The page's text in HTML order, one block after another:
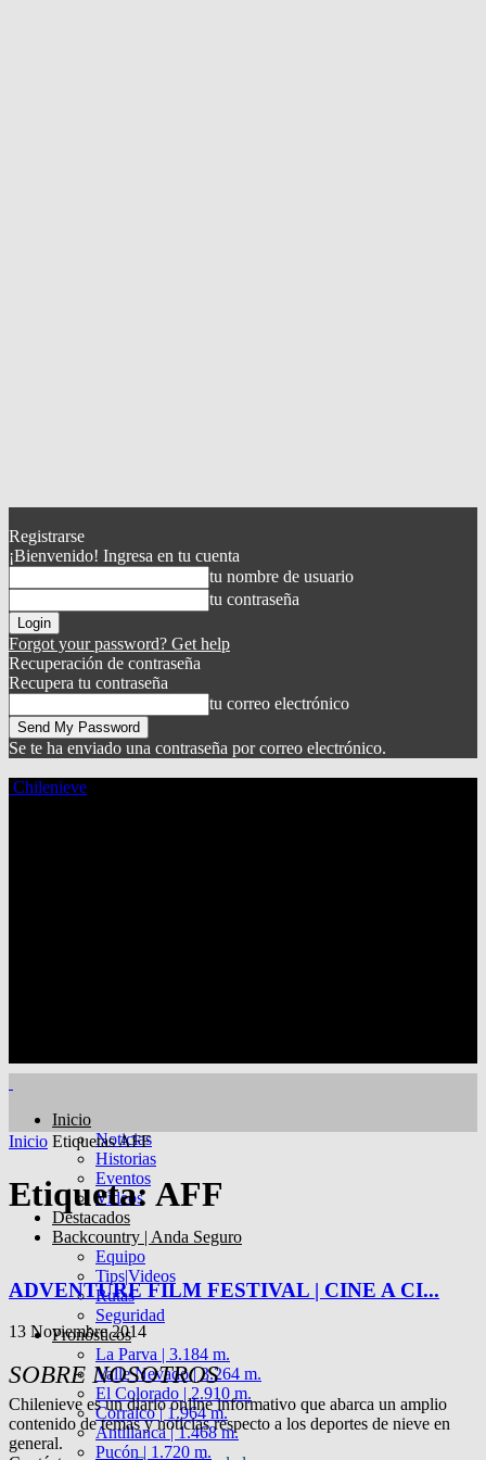
Registrarse
¡Bienvenido! Ingresa en tu cuenta
tu nombre de usuario
tu contraseña
Forgot your password? Get help
Recuperación de contraseña
Recupera tu contraseña
tu correo electrónico
Se te ha enviado una contraseña por correo electrónico.
Chilenieve
Inicio
Noticias
Historias
Eventos
Videos
Destacados
Backcountry | Anda Seguro
Equipo
Tips|Videos
Rutas
Seguridad
Pronósticos
La Parva | 3.184 m.
Valle Nevado | 3.264 m.
El Colorado | 2.910 m.
Corralco | 1.964 m.
Antillanca | 1.468 m.
Pucón | 1.720 m.
Inicio EtiquetasAFF
Etiqueta: AFF
ADVENTURE FILM FESTIVAL | CINE A CI...
13 Noviembre 2014
SOBRE NOSOTROS
Chilenieve es un diario online informativo que abarca un amplio
contenido de temas y noticias respecto a los deportes de nieve en
general.